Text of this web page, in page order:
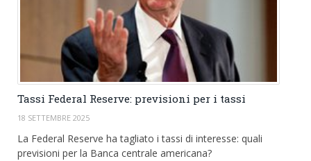
Tassi Federal Reserve: previsioni per i tassi
18 SETTEMBRE 2025
La Federal Reserve ha tagliato i tassi di interesse: quali
previsioni per la Banca centrale americana?